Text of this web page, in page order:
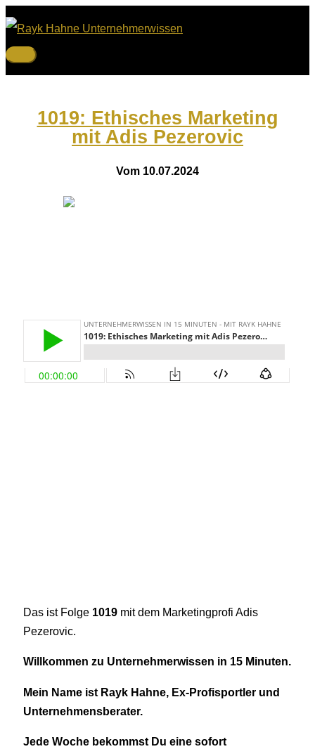
Zum
Inhalt
springen
Hauptmenü
1019: Ethisches Marketing
mit Adis Pezerovic
Vom 10.07.2024
Das ist Folge 1019 mit dem Marketingprofi Adis
Pezerovic.
Willkommen zu Unternehmerwissen in 15 Minuten.
Mein Name ist Rayk Hahne, Ex-Profisportler und
Unternehmensberater.
Jede Woche bekommst Du eine sofort